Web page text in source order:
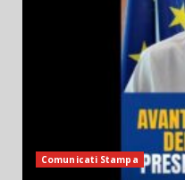
Comunicati Stampa